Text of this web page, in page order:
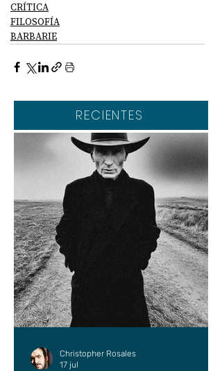
CRÍTICA
FILOSOFÍA
BARBARIE
RECIENTES
Christopher Rosales
17 jul